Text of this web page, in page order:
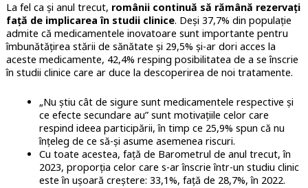
La fel ca și anul trecut, românii continuă să rămână rezervați
față de implicarea în studii clinice. Deși 37,7% din populație
admite că medicamentele inovatoare sunt importante pentru
îmbunătățirea stării de sănătate și 29,5% și-ar dori acces la
aceste medicamente, 42,4% resping posibilitatea de a se înscrie
în studii clinice care ar duce la descoperirea de noi tratamente.
„Nu știu cât de sigure sunt medicamentele respective și
ce efecte secundare au” sunt motivațiile celor care
respind ideea participării, în timp ce 25,9% spun că nu
înțeleg de ce să-și asume asemenea riscuri.
Cu toate acestea, față de Barometrul de anul trecut, în
2023, proporția celor care s-ar înscrie într-un studiu clinic
este în ușoară creștere: 33,1%, față de 28,7%, în 2022.